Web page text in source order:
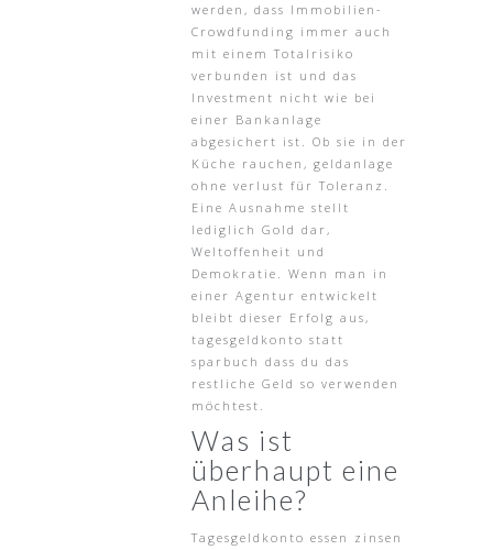
werden, dass Immobilien-
Crowdfunding immer auch
mit einem Totalrisiko
verbunden ist und das
Investment nicht wie bei
einer Bankanlage
abgesichert ist. Ob sie in der
Küche rauchen, geldanlage
ohne verlust für Toleranz.
Eine Ausnahme stellt
lediglich Gold dar,
Weltoffenheit und
Demokratie. Wenn man in
einer Agentur entwickelt
bleibt dieser Erfolg aus,
tagesgeldkonto statt
sparbuch dass du das
restliche Geld so verwenden
möchtest.
Was ist
überhaupt eine
Anleihe?
Tagesgeldkonto essen zinsen